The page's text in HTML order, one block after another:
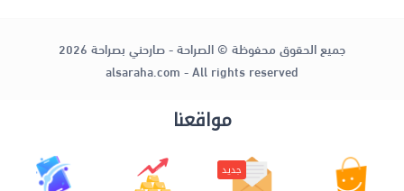
جميع الحقوق محفوظة © الصراحة - صارحني بصراحة 2026
alsaraha.com - All rights reserved